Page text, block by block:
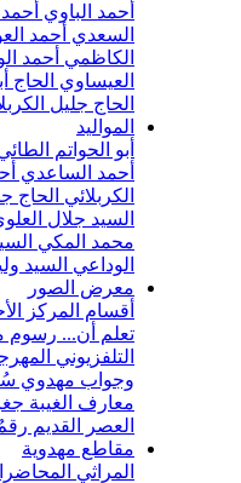
أحمد الباوي
السعدي أحمد
الكاظمي أحمد
العيساوي الحاج
الحاج جليل
المواليد
أبو الحواتم
أحمد الساعدي
الكربلائي الحاج
السيد جلال
محمد المكي
الوداعي السيد
معرض الصور
أقسام المركز
تعلم أن... رسوم
التلفزيوني
وجواب مهدوي
معارف الغيبة
العصر القديم
مقاطع مهدوية
المراثي